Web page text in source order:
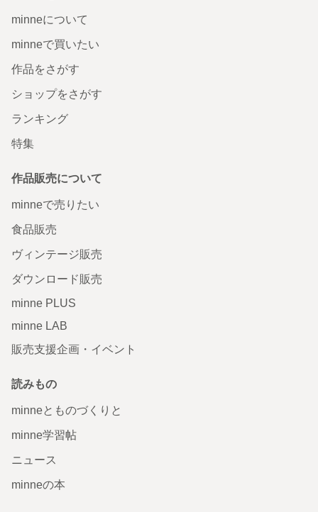
minneについて
minneで買いたい
作品をさがす
ショップをさがす
ランキング
特集
作品販売について
minneで売りたい
食品販売
ヴィンテージ販売
ダウンロード販売
minne PLUS
minne LAB
販売支援企画・イベント
読みもの
minneとものづくりと
minne学習帖
ニュース
minneの本